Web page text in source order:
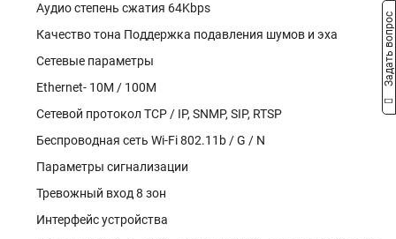
Аудио степень сжатия 64Kbps
Качество тона Поддержка подавления шумов и эха
Сетевые параметры
Ethernet- 10M / 100M
Сетевой протокол TCP / IP, SNMP, SIP, RTSP
Беспроводная сеть Wi-Fi 802.11b / G / N
Параметры сигнализации
Тревожный вход 8 зон
Интерфейс устройства
Задать вопрос